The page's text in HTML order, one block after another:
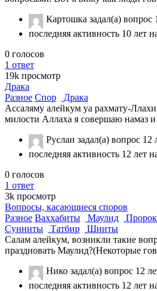
Картошка задал(а) вопрос
последняя активность 10 лет
0 голосов
1 ответ
19k просмотр
Драка
Разное Спор
Драка
Ассаляму алейкум уа рахмату-
милости Аллаха я совершаю намаз и
Руслан задал(а) вопрос 12
последняя активность 12 лет
0 голосов
1 ответ
3k просмотр
Вопросы, касающиеся споров
Разное Ваххабиты Маулид
Сунниты
Татбир
Шииты
Салам алейкум, возникли такие
праздновать Маулид?(Некоторые
Нико задал(а) вопрос 12
последняя активность 12 лет